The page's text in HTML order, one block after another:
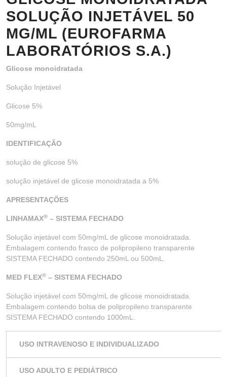
SOLUÇÃO INJETÁVEL 50
MG/ML (EUROFARMA
LABORATÓRIOS S.A.)
Glicose monoidratada
Solução Injetável
Glicose 5%
50mg/mL
IDENTIFICAÇÃO
solução de glicose 5%
solução injetável de glicose monoidratada a 5%
APRESENTAÇÕES
LINHAMAX® – SISTEMA FECHADO
Solução injetável com 50mg/mL de glicose monoidratada.
Embalagem contendo frasco de polipropileno transparente
SISTEMA FECHADO contendo 250mL ou 500mL.
MED FLEX® – SISTEMA FECHADO
Solução injetável com 50mg/mL de glicose monoidratada.
Embalagem contendo bolsa de polipropileno transparente
SISTEMA FECHADO contendo 1000mL.
USO INTRAVENOSO E INDIVIDUALIZADO
USO ADULTO E PEDIÁTRICO